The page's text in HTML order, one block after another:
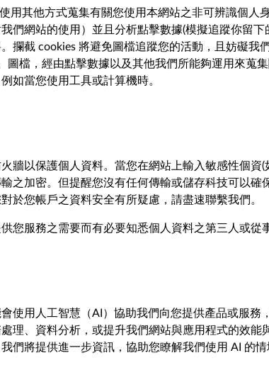
用其他方式蒐集有關您使用本網站之非可辨識個人
們網站的使用）並且分析點擊數據(模擬追蹤你留
攔截 cookies 將避免圖檔追蹤您的活動，且妨礙
圖檔，經由點擊數據以及其他我們所能夠運用來蒐
如當您使用工具或計算機時。
牆以保護個人資料。當您在網站上輸入敏感性個資
之加密。但提醒您沒有任何傳輸或儲存科技可以
於您帳戶之資料安全有所疑慮，請盡速聯繫我們。
您服務之需要而有必要知悉個人資料之第三人或從
使用人工智慧（AI）協助我們向您提供產品或服
理、資料分析，或提升我們網站與應用程式的效
們將提供進一步資訊，協助您瞭解我們使用 AI 的情